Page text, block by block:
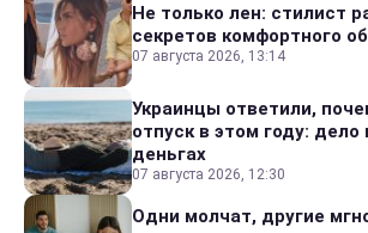
Не только лен: стилист
секретов комфортного
07 августа 2026, 13:14
Украинцы ответили,
отпуск в этом году: дело
деньгах
07 августа 2026, 12:30
Одни молчат, другие